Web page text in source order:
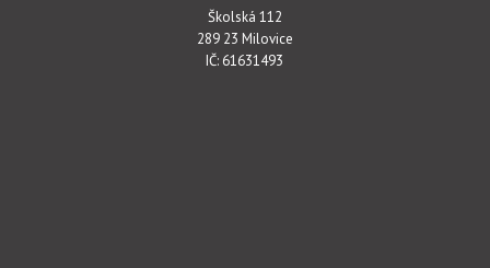
Školská 112
289 23 Milovice
IČ: 61631493